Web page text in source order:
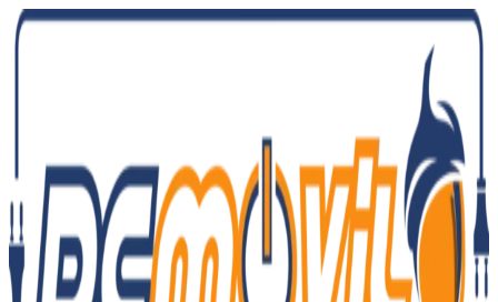
Ir
al